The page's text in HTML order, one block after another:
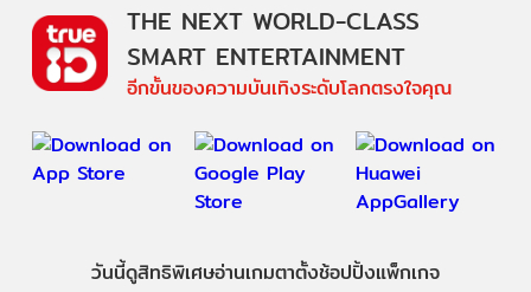
THE NEXT WORLD-CLASS
SMART ENTERTAINMENT
อีกขั้นของความบันเทิงระดับโลกตรงใจคุณ
วันนี้ดูสิทธิพิเศษอ่านเกมตาตั้งช้อปปิ้งแพ็กเกจ